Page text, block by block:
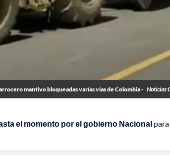
mantivo bloqueadas varías vías de Colombia - Noticias
el momento por el gobierno Nacional